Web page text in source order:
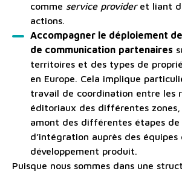
comme service provideret liant
actions.
Accompagner le déploiement
de communication partenaires
territoires et des types de
en Europe. Cela implique
travail de coordination entre les
éditoriaux des différentes zones,
amont des différentes étapes
d’intégration auprès des équipes
développement produit.
Puisque nous sommes dans une